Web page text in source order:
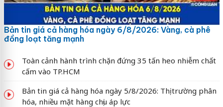
Bản tin giá cả hàng hóa ngày 6/8/2026: Vàng, cà phê
đồng loạt tăng mạnh
Toàn cảnh hành trình chặn đứng 35 tấn heo nhiễm chất
cấm vào TP.HCM
Bản tin giá cả hàng hóa ngày 5/8/2026: Thị trường phân
hóa, nhiều mặt hàng chịu áp lực